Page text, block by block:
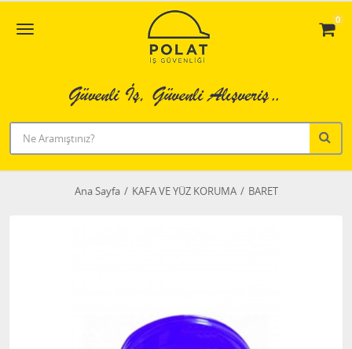
0
Ana Sayfa KAFA VE YÜZ KORUMA BARET